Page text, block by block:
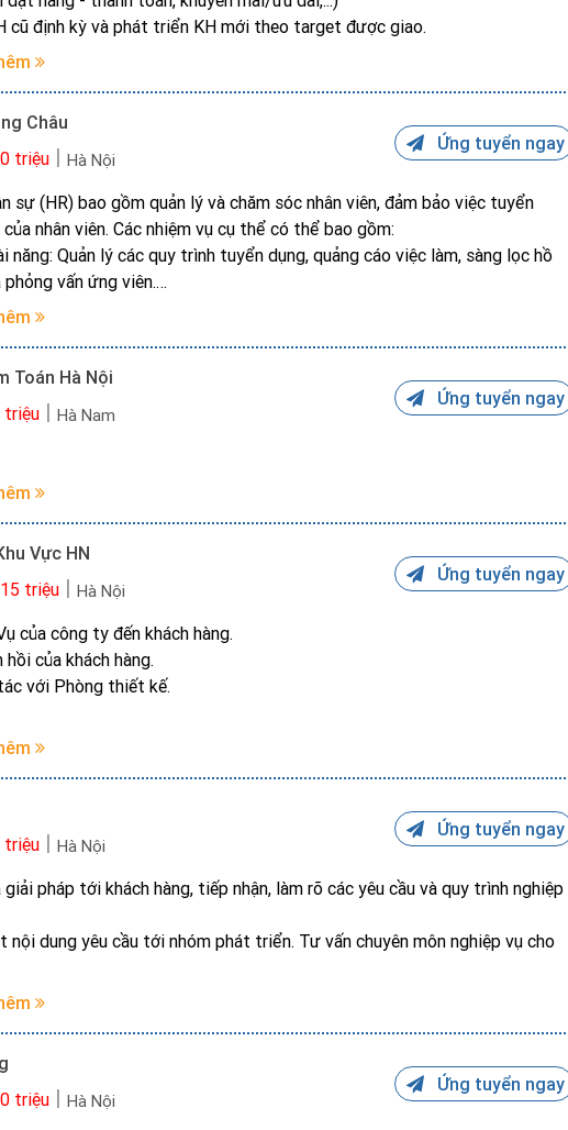
cũ định kỳ và phát triển KH mới theo target được giao.
Châu
triệu Hà Nội
Ứng tuyển ngay
sự (HR) bao gồm quản lý và chăm sóc nhân viên, đảm bảo việc tuyển
nhân viên. Các nhiệm vụ cụ thể có thể bao gồm:
năng: Quản lý các quy trình tuyển dụng, quảng cáo việc làm, sàng lọc hồ
vấn ứng viên.
viên: Phối hợp với Ban Lãnh đạo thực hiện kế hoạch đào tạo và phát
lợi: Theo dõi, tính toán và thanh toán lương cho nhân viên, quản lý các
cho nhân viên.
trình thăng tiến công việc.
đến nhân viên: Điều phối các quy trình xử lý khiếu nại của nhân viên,
lương và các vấn đề liên quan đến lao động.
định: Đề xuất và phát triển các chính sách và quy định nhân sự, đảm
Toán Hà Nội
triệu Hà Nam
Ứng tuyển ngay
Vực HN
triệu Hà Nội
Ứng tuyển ngay
của công ty đến khách hàng.
của khách hàng.
với Phòng thiết kế.
triệu Hà Nội
Ứng tuyển ngay
pháp tới khách hàng, tiếp nhận, làm rõ các yêu cầu và quy trình nghiệp
nội dung yêu cầu tới nhóm phát triển. Tư vấn chuyên môn nghiệp vụ cho
trợ sử dụng sản phẩm.
triệu Hà Nội
Ứng tuyển ngay